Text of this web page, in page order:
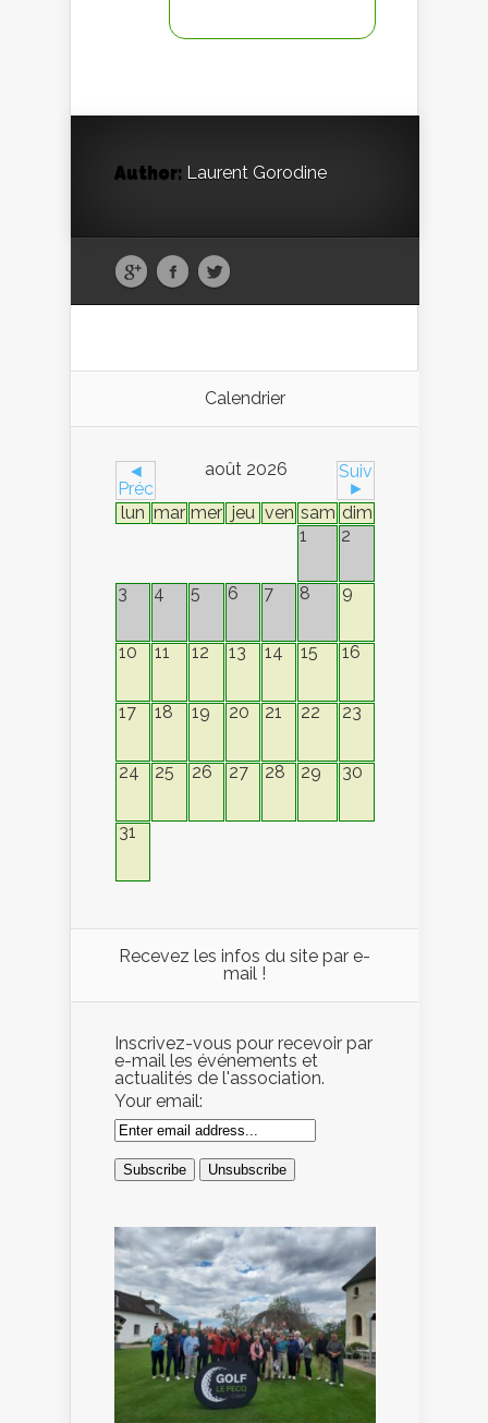
Author: Laurent Gorodine
Calendrier
◄
Préc
août 2026
Suiv
►
lun mar mer jeu ven sam dim
1
2
3 4 5 6 7 8 9
10 11 12 13 14 15 16
17 18 19 20 21 22 23
24 25 26 27 28 29 30
31
Recevez les infos du site par e-
mail !
Inscrivez-vous pour recevoir par
e-mail les événements et
actualités de l'association.
Your email: